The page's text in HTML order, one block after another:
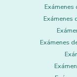
Exámenes
Exámenes
Exámenes